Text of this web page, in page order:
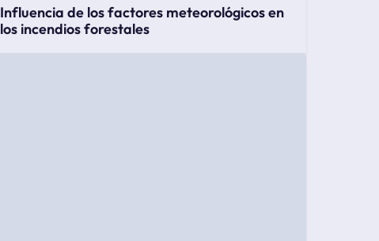
Influencia de los factores meteorológicos en
los incendios forestales